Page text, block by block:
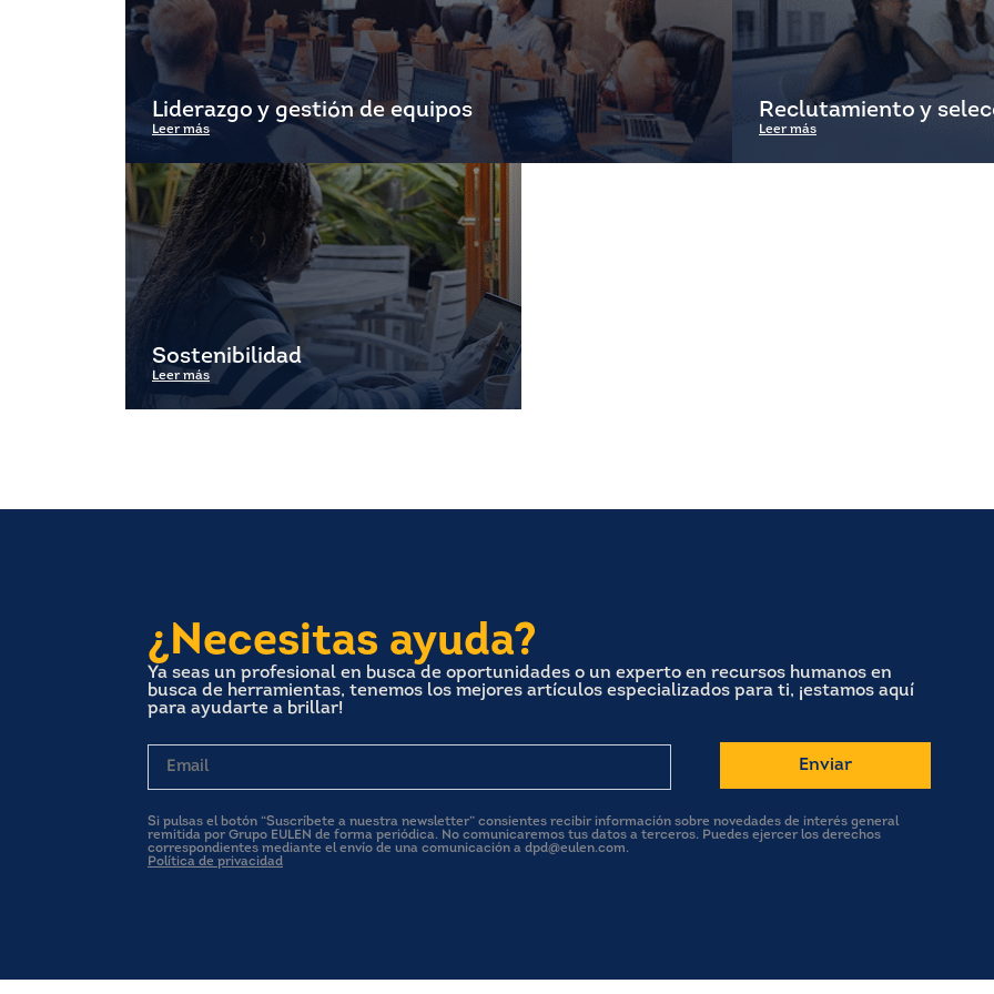
Liderazgo y gestión de equipos
Leer más
Reclutamiento y
Leer más
Sostenibilidad
Leer más
¿Necesitas ayuda?
Ya seas un profesional en busca de oportunidades o un experto en recursos humanos en
busca de herramientas, tenemos los mejores artículos especializados para ti, ¡estamos aquí
para ayudarte a brillar!
Email
Si pulsas el botón “Suscríbete a nuestra newsletter” consientes recibir información sobre novedades de interés general
remitida por Grupo EULEN de forma periódica. No comunicaremos tus datos a terceros. Puedes ejercer los derechos
correspondientes mediante el envío de una comunicación a dpd@eulen.com.
Política de privacidad